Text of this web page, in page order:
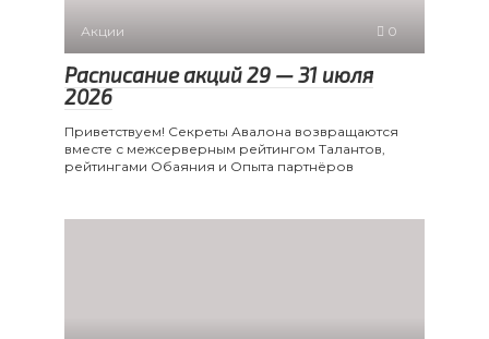
Акции 0
Расписание акций 29 — 31 июля
2026
Приветствуем! Секреты Авалона возвращаются
вместе с межсерверным рейтингом Талантов,
рейтингами Обаяния и Опыта партнёров